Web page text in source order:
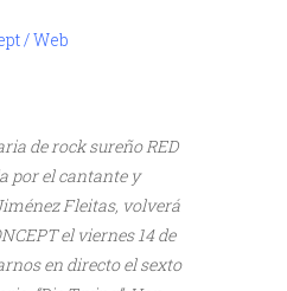
/ Web
de rock sureño RED
por el cantante y
Fleitas, volverá
el viernes 14 de
en directo el sexto